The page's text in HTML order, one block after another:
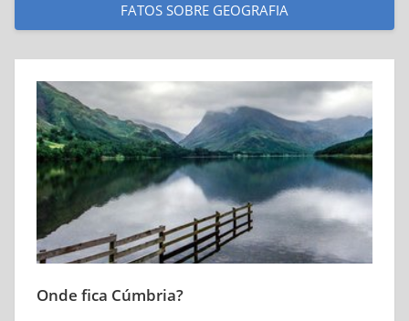
FATOS SOBRE GEOGRAFIA
Onde fica Cúmbria?